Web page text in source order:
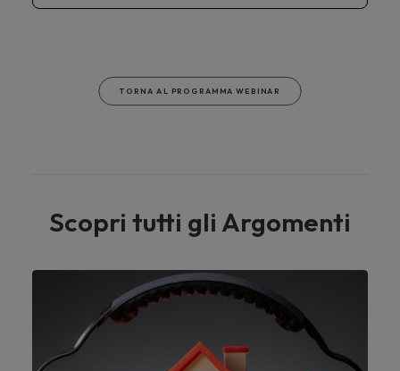
TORNA AL PROGRAMMA WEBINAR
Scopri tutti gli Argomenti